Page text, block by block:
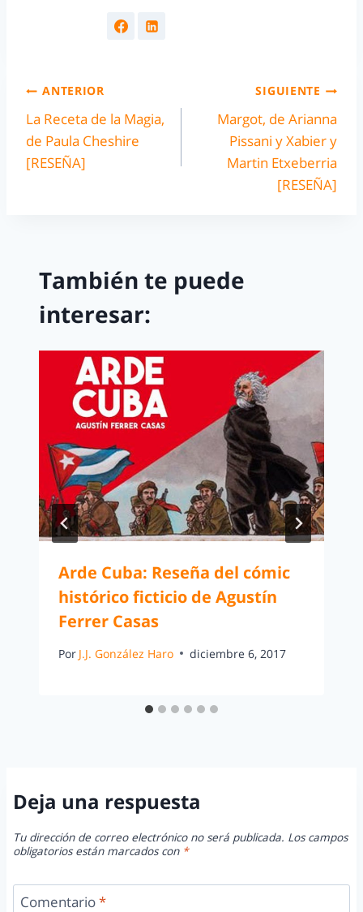
ANTERIOR
La Receta de la Magia,
de Paula Cheshire
[RESEÑA]
SIGUIENTE
Margot, de Arianna
Pissani y Xabier y
Martin Etxeberria
[RESEÑA]
También te puede
interesar:
Arde Cuba: Reseña del cómic
histórico ficticio de Agustín
Ferrer Casas
Por J.J. González Haro diciembre 6, 2017
Deja una respuesta
Tu dirección de correo electrónico no será publicada. Los campos
obligatorios están marcados con *
Comentario*